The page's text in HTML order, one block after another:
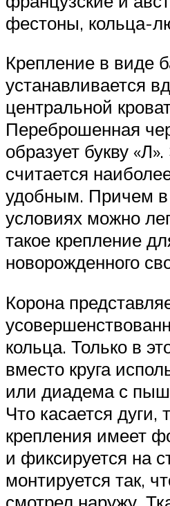
фестоны, кольца-
Крепление в виде
устанавливается
центральной
Переброшенная
образует букву
считается
удобным. Причем
условиях можно
такое крепление
новорожденного
Корона
кольца. Только в
вместо круга
или диадема с
Что касается дуги,
крепления имеет
и фиксируется на
монтируется так,